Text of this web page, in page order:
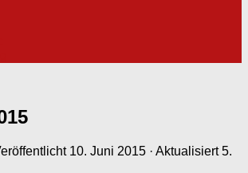
10. Juni 2015 · Aktualisiert5.